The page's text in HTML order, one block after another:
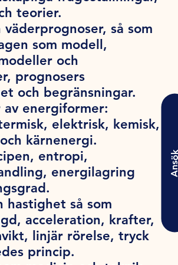
teorier.
väderprognoser, så som
som modell,
och
prognosers
och begränsningar.
energiformer:
elektrisk, kemisk,
kärnenergi.
entropi,
energilagring
hastighet så som
acceleration, krafter,
linjär rörelse, tryck
princip.